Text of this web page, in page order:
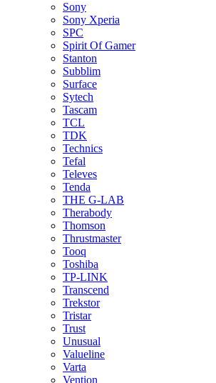
Sony
Sony Xperia
SPC
Spirit Of Gamer
Stanton
Subblim
Surface
Sytech
Tascam
TCL
TDK
Technics
Tefal
Televes
Tenda
THE G-LAB
Therabody
Thomson
Thrustmaster
Tooq
Toshiba
TP-LINK
Transcend
Trekstor
Tristar
Trust
Unusual
Valueline
Varta
Vention